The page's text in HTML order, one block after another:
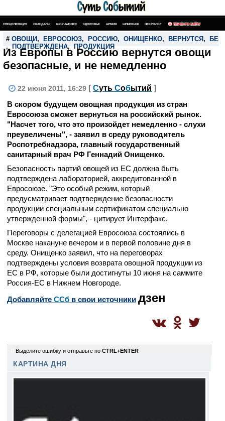
СПЕЦОПЕРАЦИЯ СКАНДАЛЫ ШОУ-БИЗНЕС ЗДОРОВЬЕ АРМИЯ ШПИОНАЖ НЕКРОЛОГ ПОИСК ПО САЙТУ
# ОВОЩИ , ЕВРОСОЮЗ, РОССИЮ, ОНИЩЕНКО, ВЕРНУТСЯ ,
,
ПОДТВЕРЖДЕНА, ПРОДУКЦИЯ
Из Европы в Россию вернутся овощи
безопасные, и не немедленно
22 июня 2011, 16:29 [ Суть Событий ]
В скором будущем овощная продукция из стран
Евросоюза сможет вернуться на российский рынок.
"Насчет того, что это произойдет немедленно - слухи
преувеличены", - заявил в среду руководитель
Роспотребнадзора, главный государственный
санитарный врач РФ Геннадий Онищенко.
Безопасность партий овощей из ЕС должна быть
подтверждена лабораторией, аккредитованной в
Евросоюзе. "Это особый режим, который
предусматривает подтверждение безопасности
продукции специальным сертификатом специально
утвержденной формы", - цитирует Интерфакс.
Переговоры с делегацией Евросоюза состоялись в
Москве накануне вечером и в первой половине дня в
среду. Онищенко заявил, что на переговорах
подтверждены условия возврата овощной продукции из
ЕС в РФ, которые были достигнуты 10 июня на саммите
Россия-ЕС в Нижнем Новгороде.
Добавляйте CСб в свои источники дзен
Выделите ошибку и отправьте по CTRL+ENTER
КАРТИНА ДНЯ